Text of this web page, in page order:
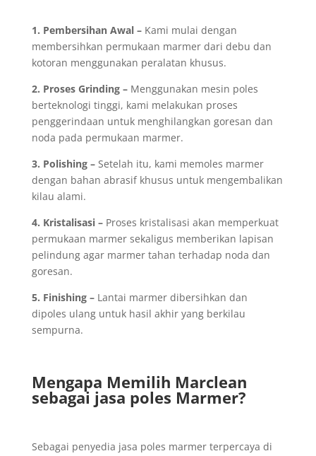
1. Pembersihan Awal –Kami mulai dengan
membersihkan permukaan marmer dari debu dan
kotoran menggunakan peralatan khusus.
2. Proses Grinding –Menggunakan mesin poles
berteknologi tinggi, kami melakukan proses
penggerindaan untuk menghilangkan goresan dan
noda pada permukaan marmer.
3. Polishing –Setelah itu, kami memoles marmer
dengan bahan abrasif khusus untuk mengembalikan
kilau alami.
4. Kristalisasi –Proses kristalisasi akan memperkuat
permukaan marmer sekaligus memberikan lapisan
pelindung agar marmer tahan terhadap noda dan
goresan.
5. Finishing –Lantai marmer dibersihkan dan
dipoles ulang untuk hasil akhir yang berkilau
sempurna.
Mengapa Memilih Marclean
sebagai jasa poles Marmer?
Sebagai penyedia jasa poles marmer terpercaya di